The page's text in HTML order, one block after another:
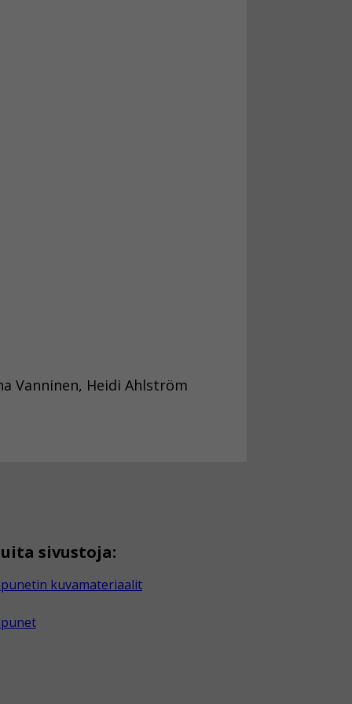
Vanninen, Heidi Ahlström
sivustoja:
kuvamateriaalit